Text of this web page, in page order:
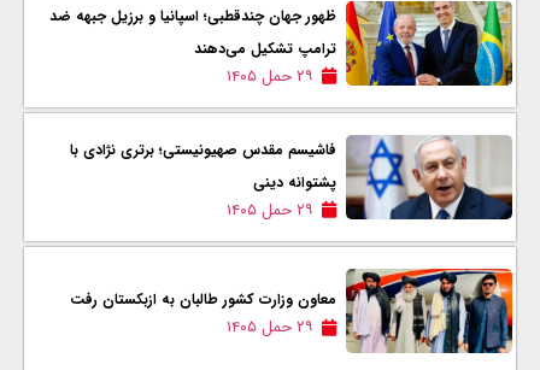
ظهور جهان چندقطبی؛ اسپانیا و برزیل جبهه ضد
ترامپ تشکیل می‌دهند
۲۹ حمل ۱۴۰۵
فاشیسم مقدس صهیونیستی؛ برتری نژادی با
پشتوانه دینی
۲۹ حمل ۱۴۰۵
معاون وزارت کشور طالبان به ازبکستان رفت
۲۹ حمل ۱۴۰۵